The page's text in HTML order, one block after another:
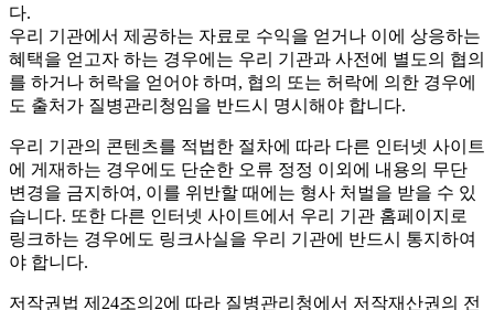
다.
우리 기관에서 제공하는 자료로 수익을 얻거나 이에 상응하는
혜택을 얻고자 하는 경우에는 우리 기관과 사전에 별도의 협의
를 하거나 허락을 얻어야 하며, 협의 또는 허락에 의한 경우에
도 출처가 질병관리청임을 반드시 명시해야 합니다.
우리 기관의 콘텐츠를 적법한 절차에 따라 다른 인터넷 사이트
에 게재하는 경우에도 단순한 오류 정정 이외에 내용의 무단
변경을 금지하여, 이를 위반할 때에는 형사 처벌을 받을 수 있
습니다. 또한 다른 인터넷 사이트에서 우리 기관 홈페이지로
링크하는 경우에도 링크사실을 우리 기관에 반드시 통지하여
야 합니다.
저작권법 제24조의2에 따라 질병관리청에서 저작재산권의 전